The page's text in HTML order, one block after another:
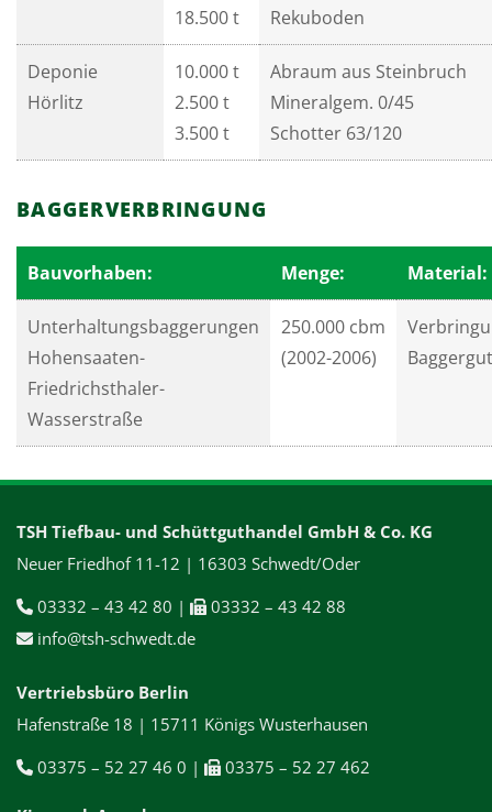
18.500 t
Rekuboden
Deponie
Hörlitz
10.000 t
2.500 t
3.500 t
Abraum aus Steinbruch
Mineralgem. 0/45
Schotter 63/120
BAGGERVERBRINGUNG
Bauvorhaben: Menge: Material:
Unterhaltungsbaggerungen
Hohensaaten-
Friedrichsthaler-
Wasserstraße
250.000 cbm
(2002-2006)
Baggergut
TSH Tiefbau- und Schüttguthandel GmbH & Co. KG
Neuer Friedhof 11-12 | 16303 Schwedt/Oder
 03332 – 43 42 80 |  03332 – 43 42 88
 info@tsh-schwedt.de
Vertriebsbüro Berlin
Hafenstraße 18 | 15711 Königs Wusterhausen
 03375 – 52 27 46 0 |  03375 – 52 27 462